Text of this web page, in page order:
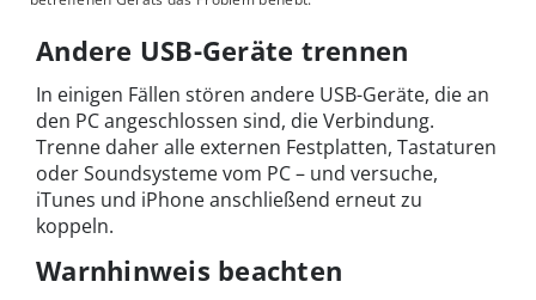
Andere USB-Geräte trennen
In einigen Fällen stören andere USB-Geräte, die an
den PC angeschlossen sind, die Verbindung.
Trenne daher alle externen Festplatten, Tastaturen
oder Soundsysteme vom PC – und versuche,
iTunes und iPhone anschließend erneut zu
koppeln.
Warnhinweis beachten